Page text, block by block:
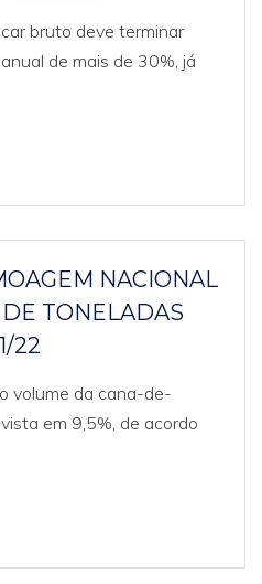
bruto deve terminar
de mais de 30%, já
NACIONAL
TONELADAS
22
volume da cana-de-
em 9,5%, de acordo